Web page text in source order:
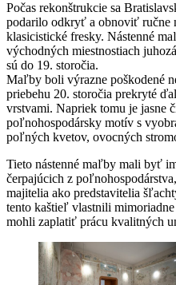
Počas rekonštrukcie sa
podarilo odkryť a obnoviť ručne
klasicistické fresky. Nástenné
východných miestnostiach
sú do 19. storočia.
Maľby boli výrazne poškodené
priebehu 20. storočia prekryté
vrstvami. Napriek tomu je jasne
poľnohospodársky motív s
poľných kvetov, ovocných
Tieto nástenné maľby mali byť
čerpajúcich z
majitelia ako predstavitelia
tento kaštieľ vlastnili
mohli zaplatiť prácu kvalitných